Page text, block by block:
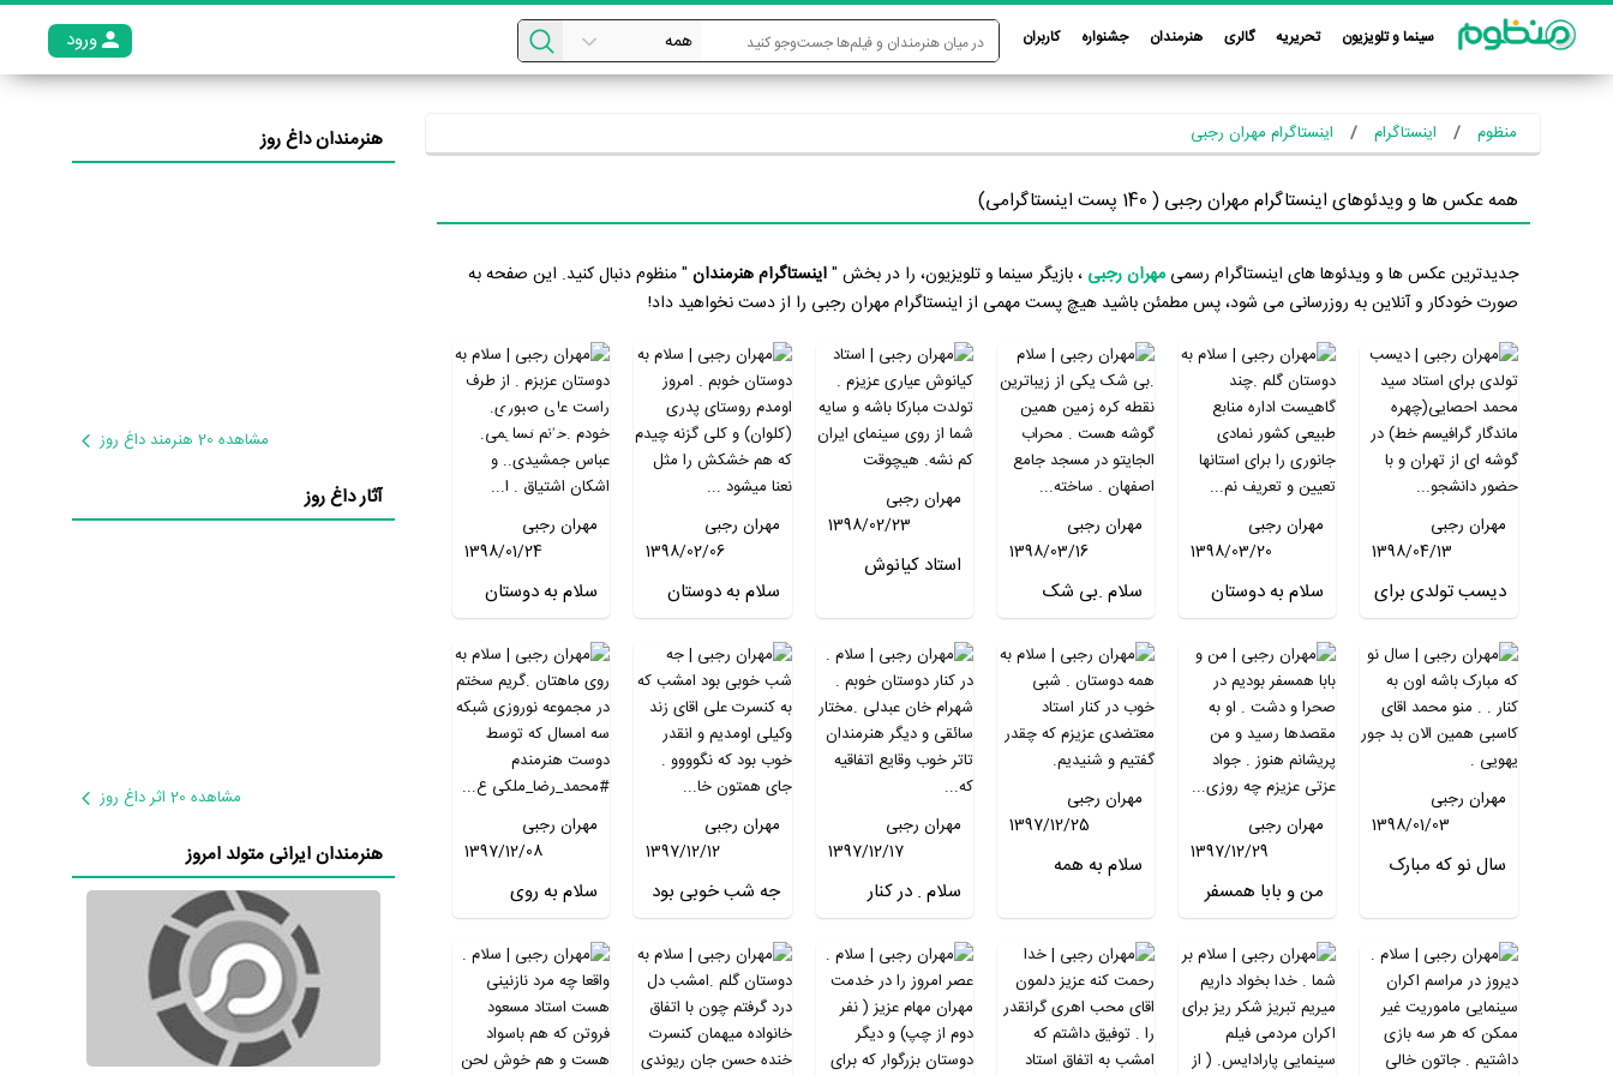
سینما و تلویزیون تحریریه گالری هنرمندان جشنواره کاربران ورود
منظوم اینستاگرام اینستاگرام مهران رجبی
همه عکس ها و ویدئوهای اینستاگرام مهران رجبی ( 140 پست اینستاگرامی)
جدیدترین عکس ها و ویدئوها های اینستاگرام رسمیمهران رجبی ، بازیگر سینما و تلویزیون، را در بخش "اینستاگرام هنرمندان " منظوم دنبال کنید. این صفحه به
صورت خودکار و آنلاین به روزرسانی می شود، پس مطمئن باشید هیچ پست مهمی از اینستاگرام مهران رجبی را از دست نخواهید داد!
مهران رجبی
1398/04/13
دیسب تولدی برای
استاد سید محمد
احصایی(چهره
ماندگار گرافیسم
خط) در گوشه ای
از تهران و با حضور
دانشجویان سابق
ایشان در دانشکده
هنرهای زیبا .
دانشگاه تهران
فضایی کاملا هنری
بود . جایتان
بسی...
مهران رجبی
1398/03/20
سلام به دوستان
گلم .چند گاهیست
اداره منابع طبیعی
کشور نمادی
جانوری را برای
استانها تعیین و
تعریف نموده اند و
این انتخابها بر
اساس وجود
حداکثری نماد
مربوطه در آن
استان بوده . عقاب
طلایی نماد استان
الب...
مهران رجبی
1398/03/16
سلام .بی شک
یکی از زیباترین
نقطه کره زمین
همین گوشه
هست . محراب
الجایتو در مسجد
جامع اصفهان .
ساخته شده بسال
۷۱۰ هجری قمری .
امروز را مهمان
هستم
مهران رجبی
1398/02/23
استاد کیانوش
تولدت مبارکا باشه
و سایه شما از روی
سینمای ایران کم
نشه. هیچوقت
مهران رجبی
1398/02/06
سلام به دوستان
خوبم . امروز اومدم
روستای پدری
(کلوان) و کلی گزنه
چیدم که هم
خشکش را مثل
نعنا میشود به
ماست زد و هم
تازه اش را مثل
اسفناج بورانی
درست کرد که
بینظیر است و البته
گزنه جز‌ گیاهان
دارویی ه...
مهران رجبی
1398/01/24
سلام به دوستان
عزبزم . از طرف
راست علی صبوری.
خودم .خانم
تسلیمی. عباس
جمشیدی.. و
اشکان اشتیاق .
امروز در سکانس از
مجموعه طنز آخر
مهران رجبی
1398/01/03
سال نو که مبارک
منو محمد اقای
کاسبی همین الان
بد جور یهویی .
مهران رجبی
1397/12/29
من و بابا همسفر
بودیم در صحرا و
دشت . او به
مقصدها رسید و
من پریشانم هنوز .
جواد عزتی عزیزم
مهران رجبی
1397/12/25
سلام به همه
خوب در کنار استاد
معتضدی عزیزم که
چقدر گفتیم و
شنیدیم.
مهران رجبی
1397/12/17
سلام . در کنار
دوستان خوبم .
شهرام خان عبدلی
.مختار سائقی و
دیگر هنرمندان تاتر
خوب وقایع اتفاقیه
مهران رجبی
1397/12/12
جه شب خوبی بود
امشب که به
کنسرت علی اقای
زند وکیلی اومدیم و
انقدر خوب بود که
نگوووو . جای
مهران رجبی
1397/12/08
سلام به روی
ماهتان .گریم
سختم در مجموعه
نوروزی شبکه سه
امسال که توسط
دوست هنرمندم
هنرمندان داغ روز
مشاهده 20 هنرمند داغ روز
آثار داغ روز
مشاهده 20 اثر داغ روز
هنرمندان ایرانی متولد امروز